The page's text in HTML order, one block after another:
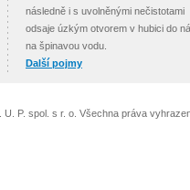
následně i s uvolněnými nečistotami
odsaje úzkým otvorem v hubici do
na špinavou vodu.
Další pojmy
P. spol. s r. o. Všechna práva